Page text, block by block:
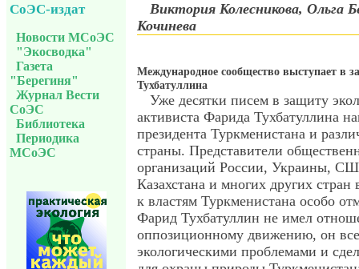
СоЭС-издат
Новости МСоЭС
"Экосводка"
Газета
"Берегиня"
Журнал Вести
СоЭС
Библиотека
Периодика
МСоЭС
Виктория Колесникова, Ольга
Кочинева
Международное сообщество выступает в
Тухбатуллина
Уже десятки писем в защиту
активиста Фарида Тухбатуллина
президента Туркменистана и
страны. Представители
организаций России, Украины,
Казахстана и многих других
к властям Туркменистана особо
Фарид Тухбатуллин не имел
оппозиционному движению, он
экологическими проблемами и